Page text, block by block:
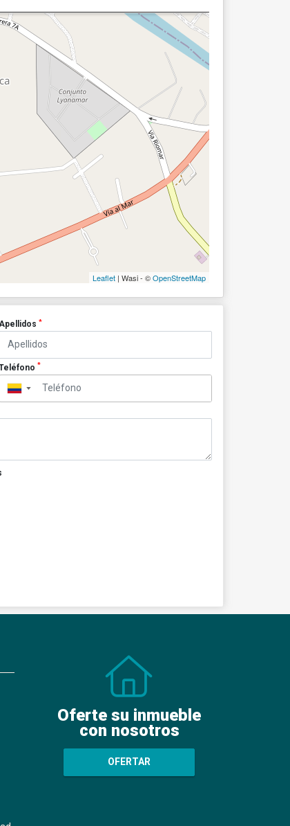
Leaflet | Wasi - ©OpenStreetMap
*
*
▼
Oferte su inmueble
con nosotros
OFERTAR